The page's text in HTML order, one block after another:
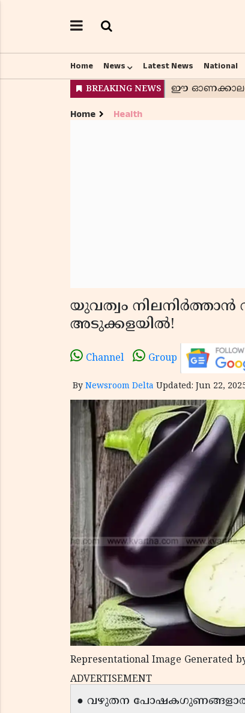
Home News Latest News National
Home Health
യുവത്വം നിലനിർത്താൻ
അടുക്കളയിൽ!
Channel Group
By Newsroom Delta Updated: Jun 22,
Representational Image Generated
ADVERTISEMENT
● വഴുതന പോഷകഗുണങ്ങളാൽ